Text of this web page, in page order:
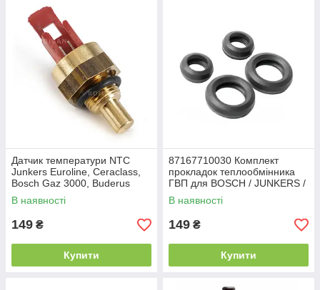
Датчик температури NTC
Junkers Euroline, Ceraclass,
Bosch Gaz 3000, Buderus
(8700400014A) - аналог
В наявності
149 ₴
Купити
87167710030 Комплект
прокладок теплообмінника
ГВП для BOSCH / JUNKERS /
BUDERUS
В наявності
149 ₴
Купити